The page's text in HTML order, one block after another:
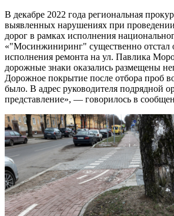
В декабре 2022 года региональная
выявленных нарушениях при
дорог в рамках исполнения
«"Мосинжиниринг" существенно отстал
исполнения ремонта на ул. Павлика
дорожные знаки оказались размещены
Дорожное покрытие после отбора проб
было. В адрес руководителя подрядной
представление», — говорилось в